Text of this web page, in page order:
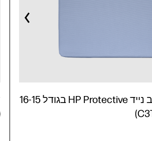
שרוול למחשב נייד HP Protective בגודל 16-15